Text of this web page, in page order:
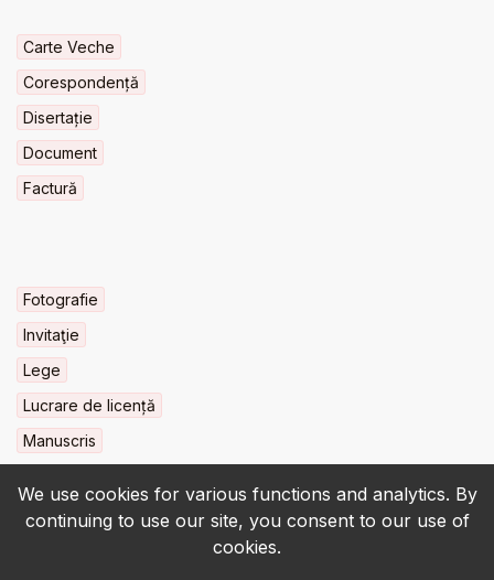
We use cookies for various functions and analytics. By
continuing to use our site, you consent to our use of
cookies.
Carte Veche
Corespondență
Disertație
Document
Factură
Fotografie
Invitaţie
Lege
Lucrare de licență
Manuscris